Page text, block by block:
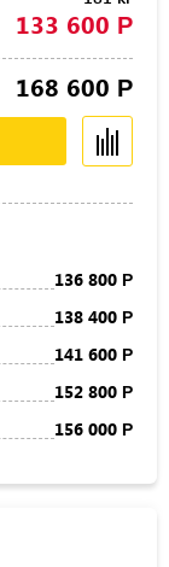
133 600 Р
168 600 Р
136 800 Р
138 400 Р
141 600 Р
152 800 Р
156 000 Р